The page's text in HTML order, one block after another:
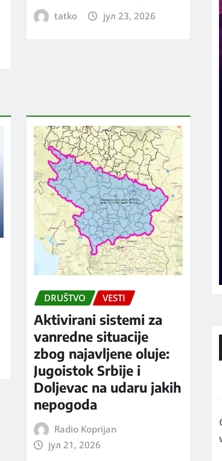
tatko јул 23, 2026
DRUŠTVO VESTI
Aktivirani sistemi za
vanredne situacije
zbog najavljene oluje:
Jugoistok Srbije i
Doljevac na udaru jakih
nepogoda
Radio Koprijan
јул 21, 2026